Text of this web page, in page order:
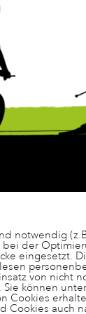
notwendig
der
eingesetzt.
von nicht
können
Cookies
auch